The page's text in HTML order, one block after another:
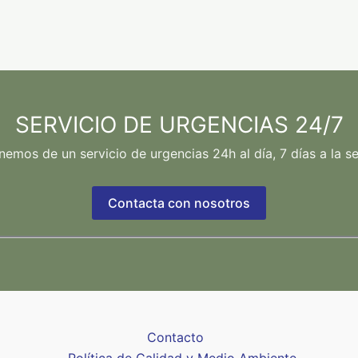
SERVICIO DE URGENCIAS 24/7
de un servicio de urgencias 24h al día, 7 días a la
Contacta con nosotros
Contacto